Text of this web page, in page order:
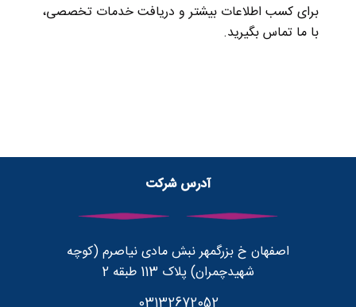
برای کسب اطلاعات بیشتر و دریافت خدمات تخصصی،
با ما تماس بگیرید.
آدرس شرکت
اصفهان خ بزرگمهر نبش مادی نیاصرم (کوچه
شهیدچمران) پلاک 113 طبقه 2